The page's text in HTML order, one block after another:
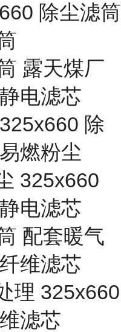
除尘滤筒
露天煤厂
电滤芯
除
燃粉尘
325x660
电滤芯
配套暖气
维滤芯
理 325x660
滤芯